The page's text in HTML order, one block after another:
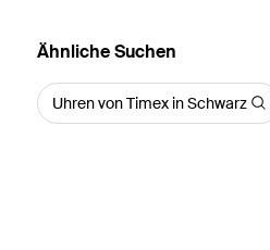
Ähnliche Suchen
Uhren von Timex in Schwarz